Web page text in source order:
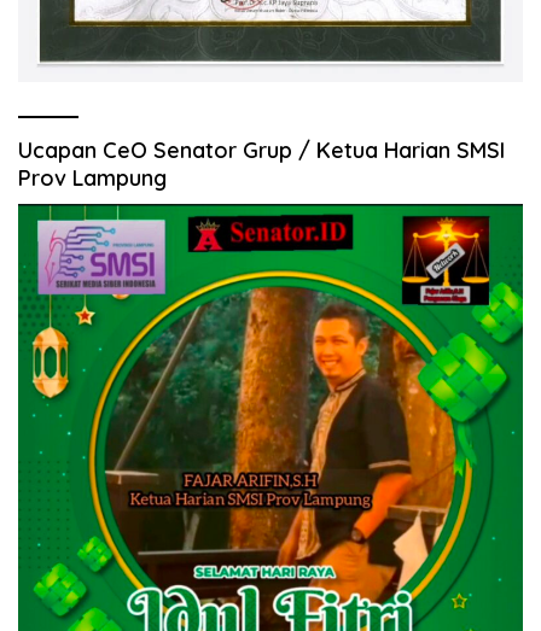
Ucapan CeO Senator Grup / Ketua Harian SMSI
Prov Lampung